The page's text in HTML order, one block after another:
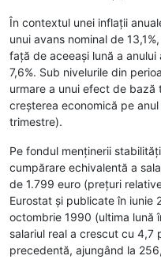
În contextul unei inflații
unui avans nominal de
faţă de aceeaşi lună a
7,6%. Sub nivelurile din
urmare a unui efect de
creșterea economică pe
trimestre).
Pe fondul menținerii
cumpărare echivalentă a
de 1.799 euro (prețuri
Eurostat și publicate în iunie
octombrie 1990 (ultima lună
salariul real a crescut cu 4,7
precedentă, ajungând la